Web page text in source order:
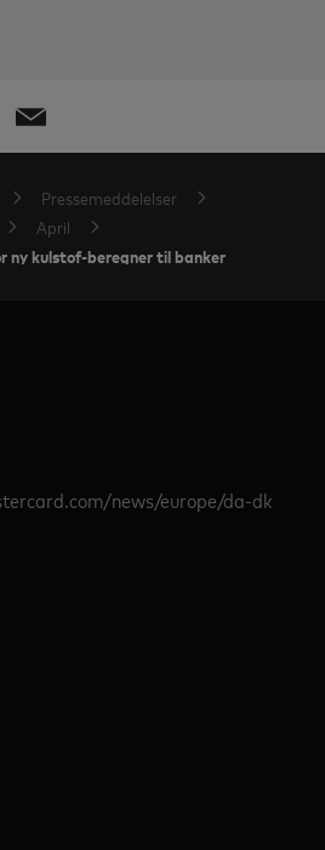
Pressemeddelelser
April
ny kulstof-beregner til banker
news/europe/da-dk